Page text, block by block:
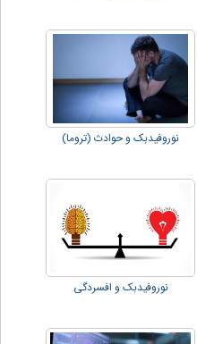
نوروفیدبک و حوادث (تروما)
نوروفیدبک و افسردگی